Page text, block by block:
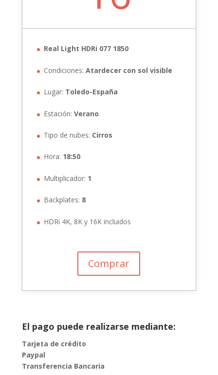
Real Light HDRi 077 1850
Condiciones: Atardecer con sol visible
Lugar: Toledo-España
Estación: Verano
Tipo de nubes: Cirros
Hora: 18:50
Multiplicador: 1
Backplates: 8
HDRi 4K, 8K y 16K incluidos
Comprar
El pago puede realizarse mediante:
Tarjeta de crédito
Paypal
Transferencia Bancaria